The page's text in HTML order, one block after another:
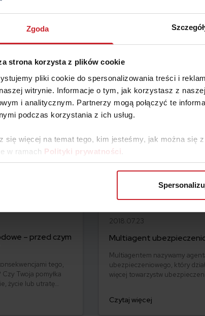
Zgoda
strona korzysta z plików cookie
pliki cookie do spersonalizowania treści i
witrynie. Informacje o tym, jak korzystasz z
i analitycznym. Partnerzy mogą połączyć te
podczas korzystania z ich usług.
się więcej na temat tego, kim jesteśmy, jak można się
w ramach Polityki prywatności
łamach niniejszej witryny internetowej mają charakter
podejmowaniu decyzji biznesowych, inwestycyjnych, lub
– przed czym
tego,
Twoja pomyłka
życie lub utratę
pytanie już ktoś
2018.07.23
Multiagent
Multiagentem nazywamy
ubezpieczeniowego, który
więcej towarzystw
Czytaj więcej